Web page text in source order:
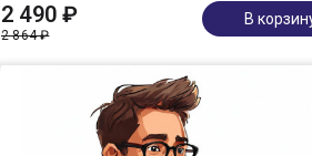
2 490 ₽
2 864 ₽
В